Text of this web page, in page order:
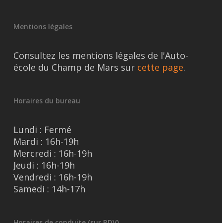
Mentions légales
Consultez les mentions légales de l'Auto-
école du Champ de Mars sur cette page.
Horaires du bureau
Lundi : Fermé
Mardi : 16h-19h
Mercredi : 16h-19h
Jeudi : 16h-19h
Vendredi : 16h-19h
Samedi : 14h-17h